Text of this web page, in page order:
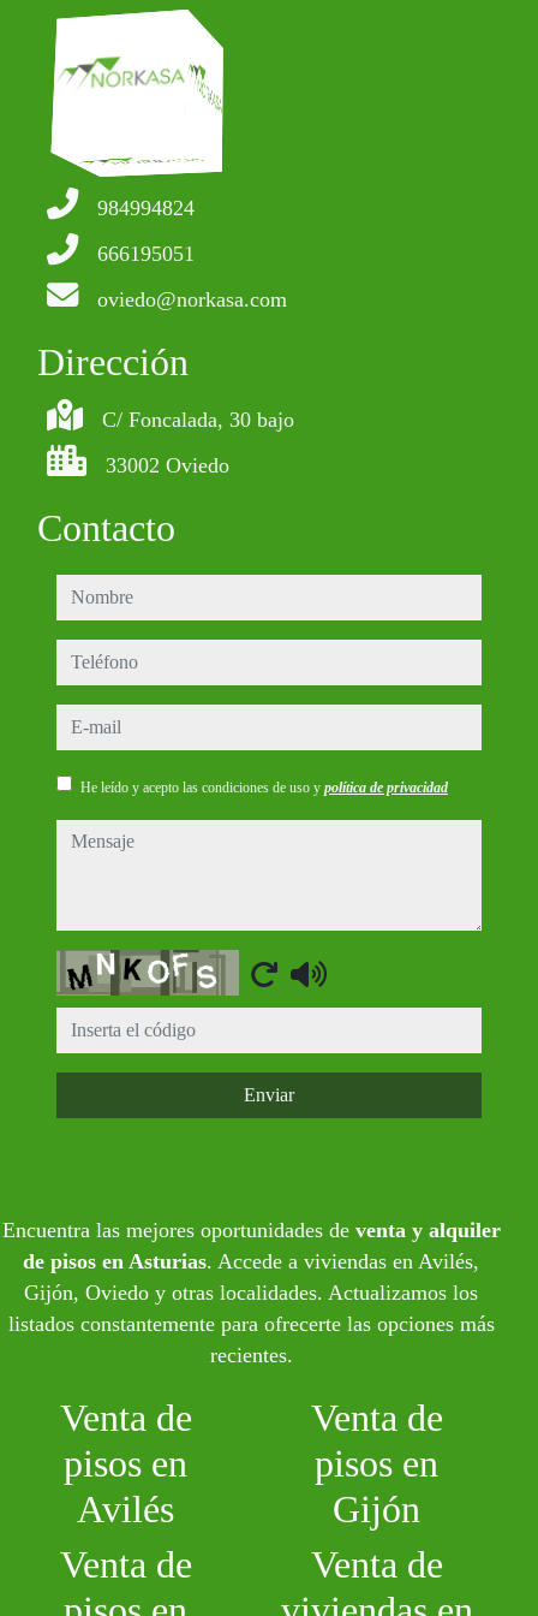
984994824
666195051
oviedo@norkasa.com
Dirección
C/ Foncalada, 30 bajo
33002 Oviedo
Contacto
nombre
teléfono
e-mail
He leído y acepto las condiciones de uso y política de privacidad
mensaje
Captcha
Enviar
Encuentra las mejores oportunidades de venta y alquiler
de pisos en Asturias. Accede a viviendas en Avilés,
Gijón, Oviedo y otras localidades. Actualizamos los
listados constantemente para ofrecerte las opciones más
recientes.
Venta de
pisos en
Avilés
Venta de
pisos en
Gijón
Venta de
Venta de